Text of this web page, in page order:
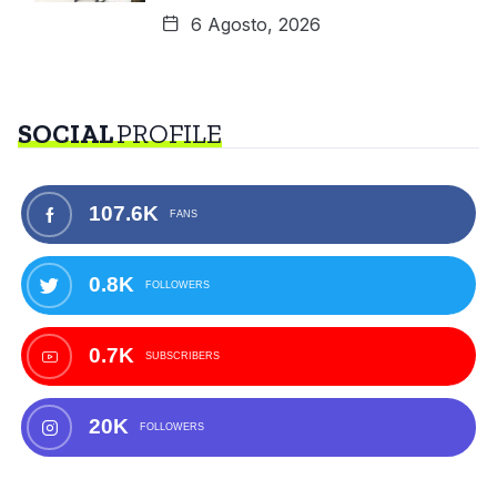
6 Agosto, 2026
SOCIALPROFILE
107.6K FANS
0.8K FOLLOWERS
0.7K SUBSCRIBERS
20K FOLLOWERS